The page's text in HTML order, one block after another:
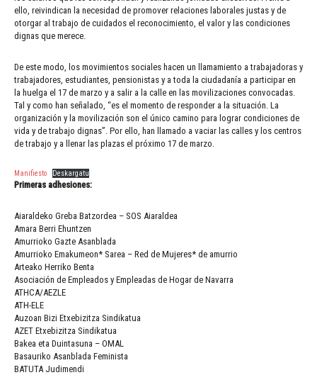
ello, reivindican la necesidad de promover relaciones laborales justas y de
otorgar al trabajo de cuidados el reconocimiento, el valor y las condiciones
dignas que merece.
De este modo, los movimientos sociales hacen un llamamiento a trabajadoras y
trabajadores, estudiantes, pensionistas y a toda la ciudadanía a participar en
la huelga el 17 de marzo y a salir a la calle en las movilizaciones convocadas.
Tal y como han señalado, “es el momento de responder a la situación. La
organización y la movilización son el único camino para lograr condiciones de
vida y de trabajo dignas”. Por ello, han llamado a vaciar las calles y los centros
de trabajo y a llenar las plazas el próximo 17 de marzo.
Manifiesto Deskargatu
Primeras adhesiones:
Aiaraldeko Greba Batzordea – SOS Aiaraldea
Amara Berri Ehuntzen
Amurrioko Gazte Asanblada
Amurrioko Emakumeon* Sarea – Red de Mujeres* de amurrio
Arteako Herriko Benta
Asociación de Empleados y Empleadas de Hogar de Navarra
ATHCA/AEZLE
ATH-ELE
Auzoan Bizi Etxebizitza Sindikatua
AZET Etxebizitza Sindikatua
Bakea eta Duintasuna – OMAL
Basauriko Asanblada Feminista
BATUTA Judimendi